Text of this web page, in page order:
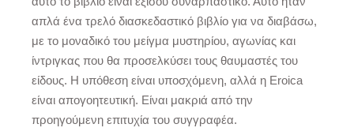
απλά ένα τρελό διασκεδαστικό βιβλίο για να διαβάσω,
με το μοναδικό του μείγμα μυστηρίου, αγωνίας και
ίντριγκας που θα προσελκύσει τους θαυμαστές του
είδους. Η υπόθεση είναι υποσχόμενη, αλλά η Eroica
είναι απογοητευτική. Είναι μακριά από την
προηγούμενη επιτυχία του συγγραφέα.